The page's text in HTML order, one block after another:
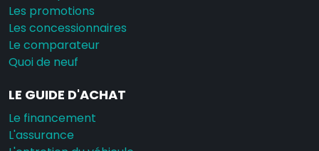
Les promotions
Les concessionnaires
Le comparateur
Quoi de neuf
LE GUIDE D'ACHAT
Le financement
L'assurance